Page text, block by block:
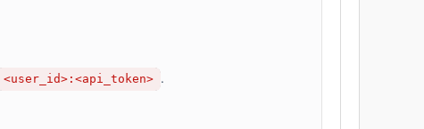
<user_id>:<api_token> .